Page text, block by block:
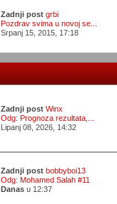
Zadnji post grbi
Pozdrav svima u novoj se...
Srpanj 15, 2015, 17:18
Zadnji post Winx
Odg: Prognoza rezultata,...
Lipanj 08, 2026, 14:32
Zadnji post bobbyboi13
Odg: Mohamed Salah #11
Danasu 12:37